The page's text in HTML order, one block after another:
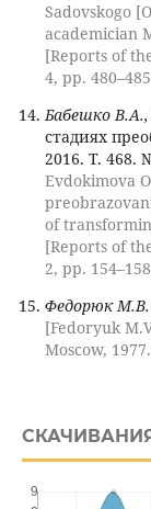
Sadovskogo
academician
[Reports of
4, pp.
Бабешко
стадиях
2016. Т. 468.
Evdokimova
of
[Reports of
2, pp.
Федорюк М.В.
[Fedoryuk
Moscow,
СКАЧИВАНИЯ